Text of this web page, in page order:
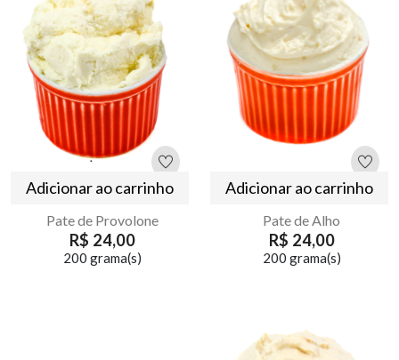
Adicionar ao carrinho
Pate de Provolone
R$ 24,00
200 grama(s)
Adicionar ao carrinho
Pate de Alho
R$ 24,00
200 grama(s)